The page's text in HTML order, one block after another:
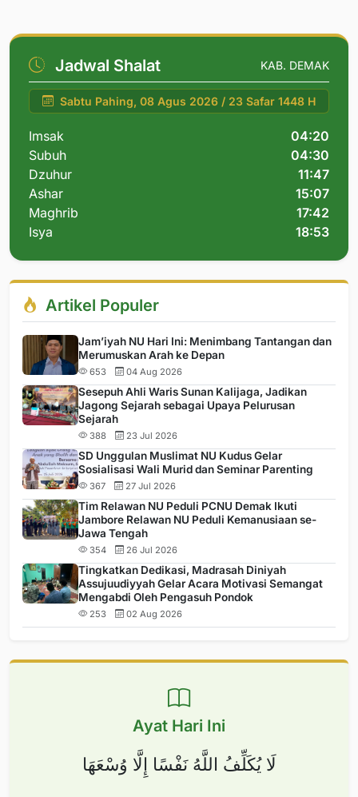
Jadwal Shalat KAB. DEMAK
Sabtu Pahing, 08 Agus 2026 / 23 Safar 1448 H
Imsak
04:20
Subuh
04:30
Dzuhur
11:47
Ashar
15:07
Maghrib
17:42
Isya
18:53
Artikel Populer
Jam’iyah NU Hari Ini: Menimbang Tantangan dan
Merumuskan Arah ke Depan
653 04 Aug 2026
Sesepuh Ahli Waris Sunan Kalijaga, Jadikan
Jagong Sejarah sebagai Upaya Pelurusan
Sejarah
388 23 Jul 2026
SD Unggulan Muslimat NU Kudus Gelar
Sosialisasi Wali Murid dan Seminar Parenting
367 27 Jul 2026
Tim Relawan NU Peduli PCNU Demak Ikuti
Jambore Relawan NU Peduli Kemanusiaan se-
Jawa Tengah
354 26 Jul 2026
Tingkatkan Dedikasi, Madrasah Diniyah
Assujuudiyyah Gelar Acara Motivasi Semangat
Mengabdi Oleh Pengasuh Pondok
253 02 Aug 2026
Ayat Hari Ini
لَا يُكَلِّفُ اللَّهُ نَفْسًا إِلَّا وُسْعَهَا